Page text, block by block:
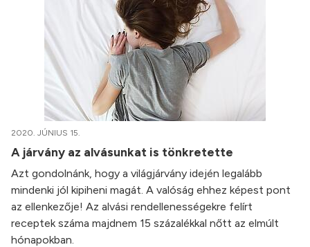
2020. JÚNIUS 15.
A járvány az alvásunkat is tönkretette
Azt gondolnánk, hogy a világjárvány idején legalább
mindenki jól kipiheni magát. A valóság ehhez képest pont
az ellenkezője! Az alvási rendellenességekre felírt
receptek száma majdnem 15 százalékkal nőtt az elmúlt
hónapokban.